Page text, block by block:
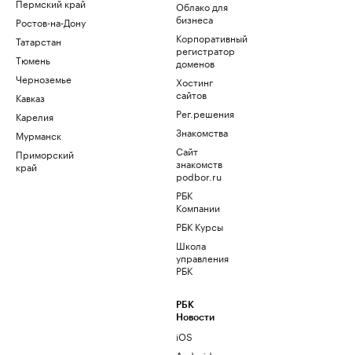
Ростов-на-Дону
Татарстан
Тюмень
Черноземье
Кавказ
Карелия
Мурманск
Приморский
край
Облако для
бизнеса
Корпоративный
регистратор
доменов
Хостинг
сайтов
Рег.решения
Знакомства
Сайт
знакомств
podbor.ru
РБК
Компании
РБК Курсы
Школа
управления
РБК
РБК
Новости
iOS